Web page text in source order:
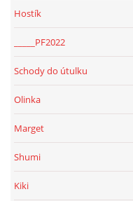
Hostík
_____PF2022
Schody do útulku
Olinka
Marget
Shumi
Kiki